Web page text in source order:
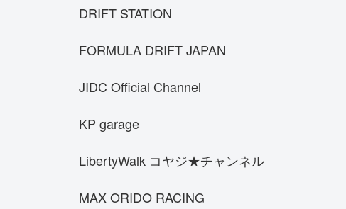
SRT Viper GTS
GT-R R33
prelude
Porsche Carrera GT
エンツォフェラーリ
DRIFT STATION
FORMULA DRIFT JAPAN
JIDC Official Channel
KP garage
LibertyWalk コヤジ★チャンネル
MAX ORIDO RACING